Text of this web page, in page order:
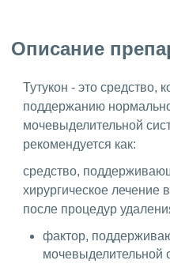
Описание
Тутукон - это средство,
поддержанию
мочевыделительной
рекомендуется как:
средство,
хирургическое лечение
после процедур
фактор,
мочевыделительной